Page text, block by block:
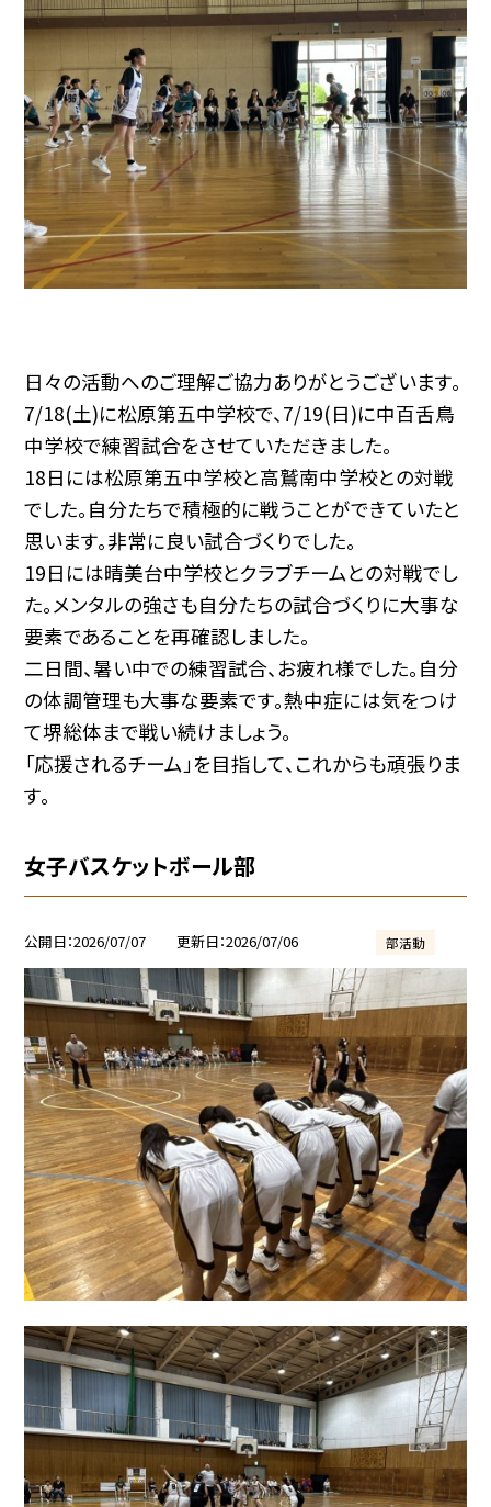
日々の活動へのご理解ご協力ありがとうございます。
7/18(土)に松原第五中学校で、7/19(日)に中百舌鳥
中学校で練習試合をさせていただきました。
18日には松原第五中学校と高鷲南中学校との対戦
でした。自分たちで積極的に戦うことができていたと
思います。非常に良い試合づくりでした。
19日には晴美台中学校とクラブチームとの対戦でし
た。メンタルの強さも自分たちの試合づくりに大事な
要素であることを再確認しました。
二日間、暑い中での練習試合、お疲れ様でした。自分
の体調管理も大事な要素です。熱中症には気をつけ
て堺総体まで戦い続けましょう。
「応援されるチーム」を目指して、これからも頑張りま
す。
女子バスケットボール部
公開日 2026/07/07 更新日 2026/07/06 部活動